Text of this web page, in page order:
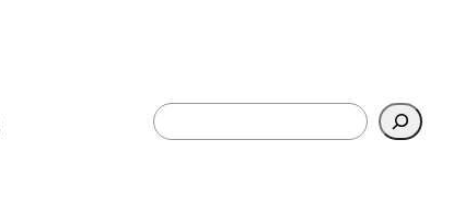
Поиск